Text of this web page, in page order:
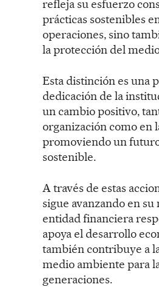
refleja su esfuerzo
prácticas sostenibles
operaciones, sino
la protección del
Esta distinción es una
dedicación de la
un cambio positivo,
organización como en
promoviendo un
sostenible.
A través de estas
sigue avanzando en
entidad financiera
apoya el desarrollo
también contribuye a
medio ambiente para
generaciones.